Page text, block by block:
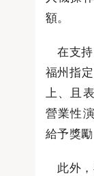
額。
在支持
福州指
上、且
營業性
給予獎
此外，